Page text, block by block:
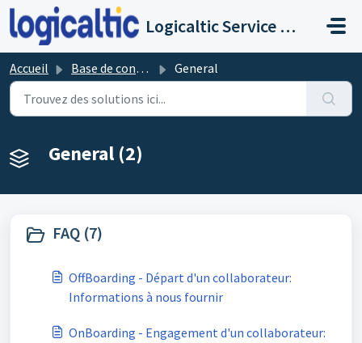
Passer au contenu principal
Logicaltic Service Desk
Accueil Base de connaissances General
General (2)
FAQ (7)
OffBoarding - Départ d'un collaborateur:
Informations à nous fournir
OnBoarding - Engagement d'un collaborateur: